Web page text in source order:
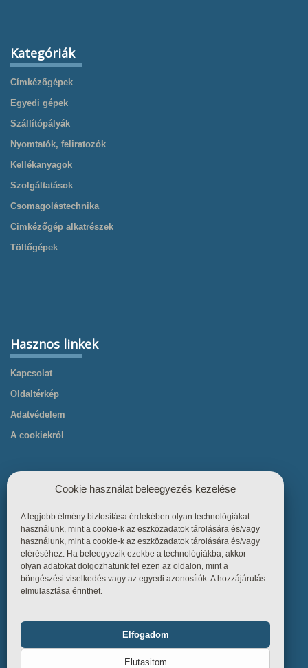
Kategóriák
Címkézőgépek
Egyedi gépek
Szállítópályák
Nyomtatók, feliratozók
Kellékanyagok
Szolgáltatások
Csomagolástechnika
Cimkézőgép alkatrészek
Töltőgépek
Hasznos linkek
Kapcsolat
Oldaltérkép
Adatvédelem
A cookiekról
Hasznos linkek
Főoldal
Termékek
Tudástár
Üzletszabályzat
Cookie használat beleegyezés kezelése
A legjobb élmény biztosítása érdekében olyan technológiákat
használunk, mint a cookie-k az eszközadatok tárolására és/vagy
használunk, mint a cookie-k az eszközadatok tárolására és/vagy
eléréséhez. Ha beleegyezik ezekbe a technológiákba, akkor
olyan adatokat dolgozhatunk fel ezen az oldalon, mint a
böngészési viselkedés vagy az egyedi azonosítók. A hozzájárulás
elmulasztása érinthet.
Elfogadom
Elutasitom